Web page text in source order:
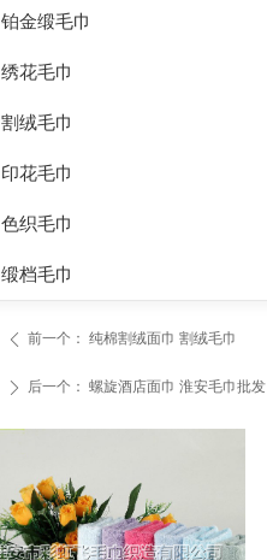
ꄴ 前一个： 纯棉割绒面巾 割绒毛巾
ꄲ 后一个： 螺旋酒店面巾 淮安毛巾批发
铂金缎毛巾
绣花毛巾
割绒毛巾
印花毛巾
色织毛巾
缎档毛巾